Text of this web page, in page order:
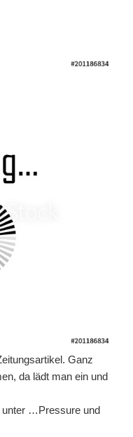
Ganz
da lädt man ein und
unter …Pressure und